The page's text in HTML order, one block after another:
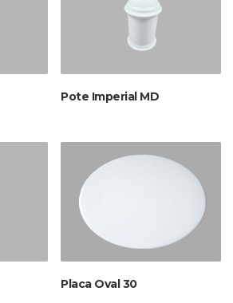
Pote Imperial MD
Placa Oval 30